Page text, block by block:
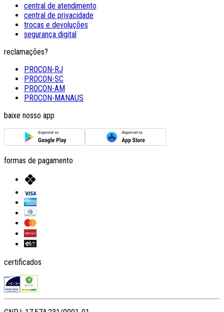
central de atendimento
central de privacidade
trocas e devoluções
segurança digital
reclamações?
PROCON-RJ
PROCON-SC
PROCON-AM
PROCON-MANAUS
baixe nosso app
formas de pagamento
certificados